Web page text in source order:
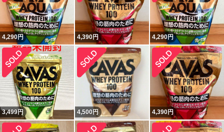
4,290円 4,390円 4,290円
3,499円 4,500円 4,390円